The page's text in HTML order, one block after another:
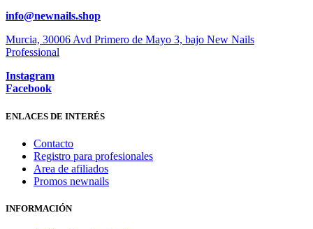
info@newnails.shop
Murcia, 30006 Avd Primero de Mayo 3, bajo New Nails
Professional
Instagram
Facebook
ENLACES DE INTERÉS
Contacto
Registro para profesionales
Area de afiliados
Promos newnails
INFORMACIÓN